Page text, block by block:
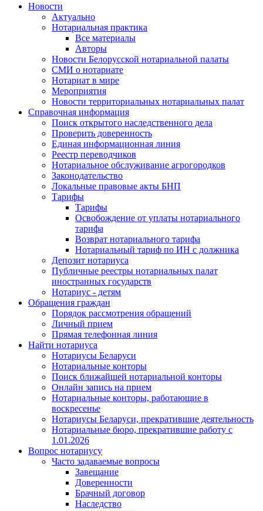
Новости
Актуально
Нотариальная практика
Все материалы
Авторы
Новости Белорусской нотариальной палаты
СМИ о нотариате
Нотариат в мире
Мероприятия
Новости территориальных нотариальных палат
Справочная информация
Поиск открытого наследственного дела
Проверить доверенность
Единая информационная линия
Реестр переводчиков
Нотариальное обслуживание агрогородков
Законодательство
Локальные правовые акты БНП
Тарифы
Тарифы
Освобождение от уплаты нотариального
тарифа
Возврат нотариального тарифа
Нотариальный тариф по ИН с должника
Депозит нотариуса
Публичные реестры нотариальных палат
иностранных государств
Нотариус - детям
Обращения граждан
Порядок рассмотрения обращений
Личный прием
Прямая телефонная линия
Найти нотариуса
Нотариусы Беларуси
Нотариальные конторы
Поиск ближайшей нотариальной конторы
Онлайн запись на прием
Нотариальные конторы, работающие в
воскресенье
Нотариусы Беларуси, прекратившие деятельность
Нотариальные бюро, прекратившие работу с
1.01.2026
Вопрос нотариусу
Часто задаваемые вопросы
Завещание
Доверенности
Брачный договор
Наследство